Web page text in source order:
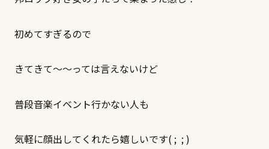
初めてすぎるので
きてきて～～っては言えないけど
普段音楽イベント行かない人も
気軽に顔出してくれたら嬉しいです( ; ; )